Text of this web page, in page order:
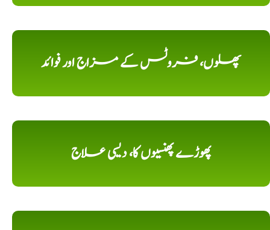
پھلوں، فروٹس کے مزاج اور فوائد
پھوڑے پھنسیوں کا، دیسی علاج